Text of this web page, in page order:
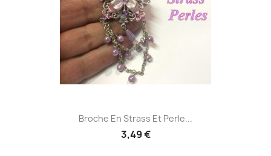
Broche En Strass Et Perle...
3,49 €